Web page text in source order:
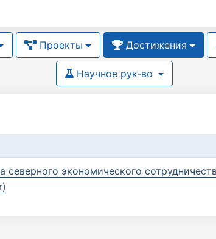
Проекты Достижения
Научное рук-во
экономического